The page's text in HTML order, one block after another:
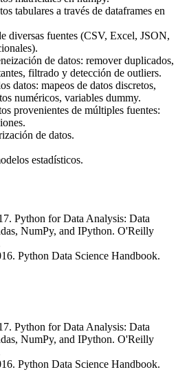
tabulares a través de dataframes en
diversas fuentes (CSV, Excel, JSON,
de datos: remover duplicados,
filtrado y detección de outliers.
datos: mapeos de datos discretos,
numéricos, variables dummy.
provenientes de múltiples fuentes:
de datos.
estadísticos.
Python for Data Analysis: Data
NumPy, and IPython. O'Reilly
Python Data Science Handbook.
Python for Data Analysis: Data
NumPy, and IPython. O'Reilly
Python Data Science Handbook.